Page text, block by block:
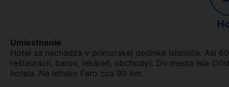
Umiestnenie
Hotel sa nachádza v prímorskej dedinke Islantilla. Asi
reštaurácií, barov, lekáreň, obchody). Do mesta Isla
hotela. Na letisko Faro cca 90 km.